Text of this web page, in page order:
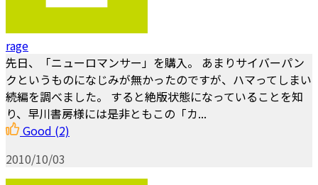
rage
先日、「ニューロマンサー」を購入。 あまりサイバーパン
クというものになじみが無かったのですが、ハマってしまい
続編を調べました。 すると絶版状態になっていることを知
り、早川書房様には是非ともこの「カ...
Good (2)
2010/10/03